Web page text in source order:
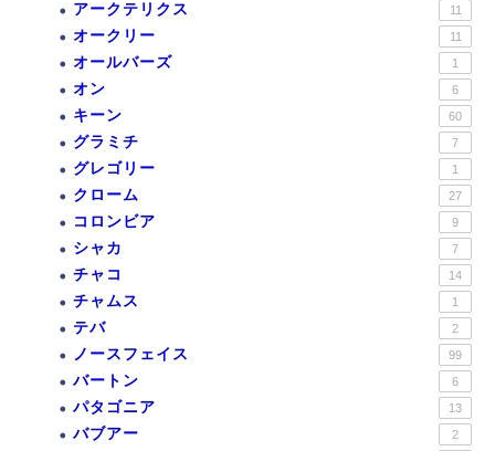
アークテリクス 11
オークリー 11
オールバーズ 1
オン 6
キーン 60
グラミチ 7
グレゴリー 1
クローム 27
コロンビア 9
シャカ 7
チャコ 14
チャムス 1
テバ 2
ノースフェイス 99
バートン 6
パタゴニア 13
バブアー 2